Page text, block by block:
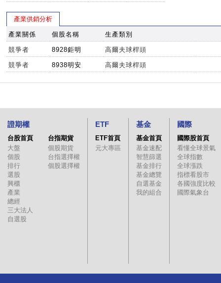
產業供銷分析
產業關係 個股名稱 生產類別
競爭者 8928鉅明 高爾夫球桿頭
競爭者 8938明安 高爾夫球桿頭
證期權
台股首頁
大盤
個股
排行
選股
興櫃
產業
總經
三大法人
自選股
台指期貨
個股期貨
台指選擇權
個股選擇權
ETF
ETF首頁
元大專區
基金
基金首頁
基金速配
智慧篩選
基金排行
基金總覽
自選基金
我的組合
國際
國際股首頁
看懂全球景氣
全球指數
全球漲跌
指標看股市
各國強度比較
國際氣象台